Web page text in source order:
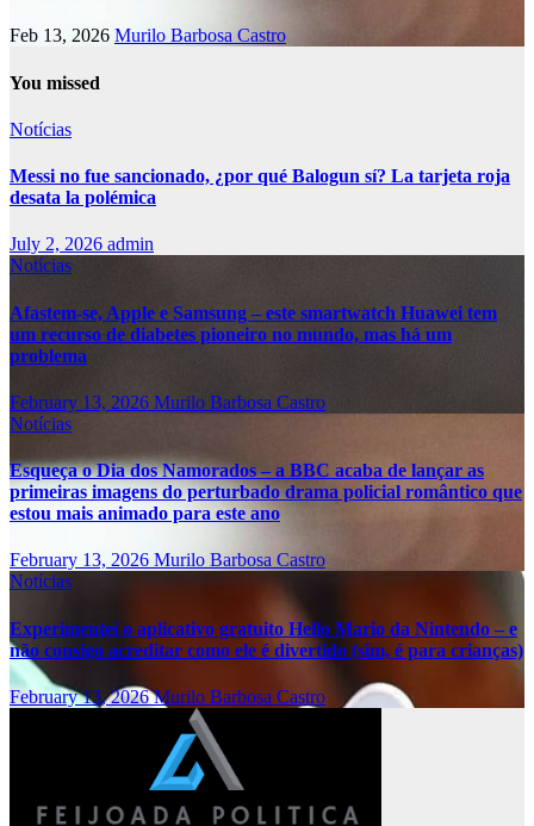
Feb 13, 2026 Murilo Barbosa Castro
You missed
Notícias
Messi no fue sancionado, ¿por qué Balogun sí? La tarjeta roja
desata la polémica
July 2, 2026 admin
Notícias
Afastem-se, Apple e Samsung – este smartwatch Huawei tem
um recurso de diabetes pioneiro no mundo, mas há um
problema
February 13, 2026 Murilo Barbosa Castro
Notícias
Esqueça o Dia dos Namorados – a BBC acaba de lançar as
primeiras imagens do perturbado drama policial romântico que
estou mais animado para este ano
February 13, 2026 Murilo Barbosa Castro
Notícias
Experimentei o aplicativo gratuito Hello Mario da Nintendo – e
não consigo acreditar como ele é divertido (sim, é para crianças)
February 13, 2026Murilo Barbosa Castro